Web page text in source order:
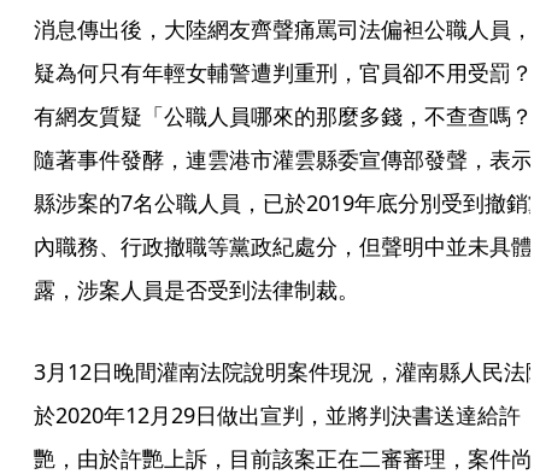
消息傳出後，大陸網友齊聲痛罵司法偏袒公職人員，
疑為何只有年輕女輔警遭判重刑，官員卻不用受罰？
有網友質疑「公職人員哪來的那麼多錢，不查查嗎？
隨著事件發酵，連雲港市灌雲縣委宣傳部發聲，表示
縣涉案的7名公職人員，已於2019年底分別受到撤銷
內職務、行政撤職等黨政紀處分，但聲明中並未具體
露，涉案人員是否受到法律制裁。
3月12日晚間灌南法院說明案件現況，灌南縣人民法
於2020年12月29日做出宣判，並將判決書送達給許
艷，由於許艷上訴，目前該案正在二審審理，案件尚